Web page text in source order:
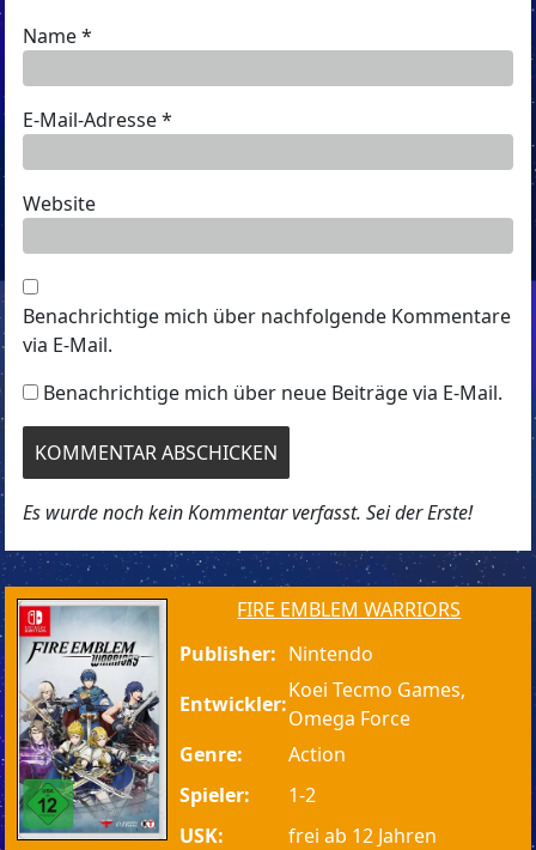
Name*
E-Mail-Adresse*
Website
Benachrichtige mich über nachfolgende Kommentare
via E-Mail.
Benachrichtige mich über neue Beiträge via E-Mail.
Es wurde noch kein Kommentar verfasst. Sei der Erste!
FIRE EMBLEM WARRIORS
Publisher: Nintendo
Entwickler:
Koei Tecmo Games,
Omega Force
Genre:
Action
Spieler:
1-2
USK:
frei ab 12 Jahren